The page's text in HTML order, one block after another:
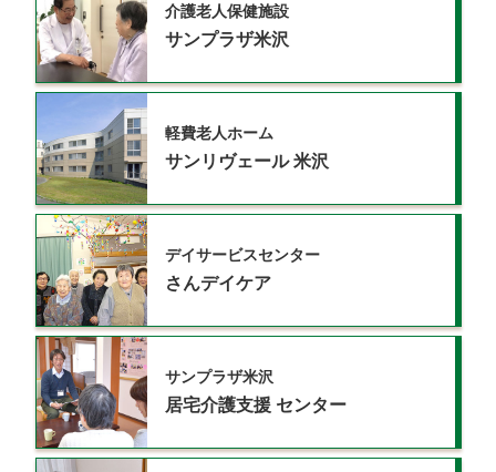
介護老人保健施設
サンプラザ米沢
軽費老人ホーム
サンリヴェール米沢
デイサービスセンター
さんデイケア
サンプラザ米沢
居宅介護支援センター